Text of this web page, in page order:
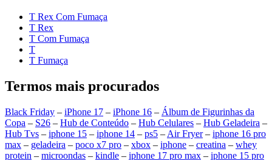
T Rex Com Fumaça
T Rex
T Com Fumaça
T
T Fumaça
Termos mais procurados
Black Friday – iPhone 17 – iPhone 16 – Álbum de Figurinhas da
Copa – S26 – Hub de Conteúdo – Hub Celulares – Hub Geladeira –
Hub Tvs – iphone 15 – iphone 14 – ps5 – Air Fryer– iphone 16 pro
max – geladeira – poco x7 pro – xbox – iphone – creatina – whey
protein – microondas – kindle – iphone 17 pro max – iphone 15 pro